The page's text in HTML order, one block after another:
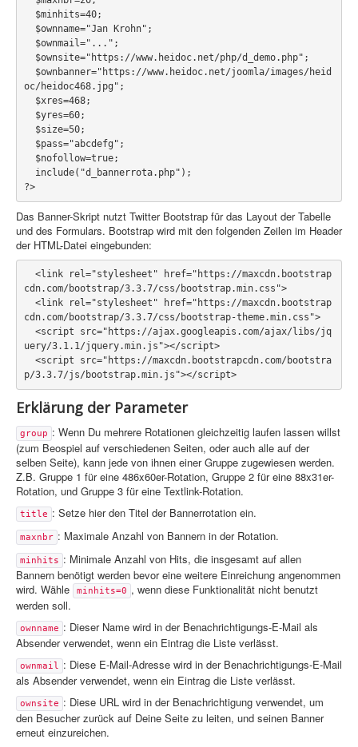
oc/heidoc468.jpg";
?>
Das Banner-Skript nutzt Twitter Bootstrap für das Layout der Tabelle
und des Formulars. Bootstrap wird mit den folgenden Zeilen im Header
der HTML-Datei eingebunden:
cdn.com/bootstrap/3.3.7/css/bootstrap.min.css">
cdn.com/bootstrap/3.3.7/css/bootstrap-theme.min.css">
uery/3.1.1/jquery.min.js"></script>
p/3.3.7/js/bootstrap.min.js"></script>
Erklärung der Parameter
group : Wenn Du mehrere Rotationen gleichzeitig laufen lassen willst
(zum Beospiel auf verschiedenen Seiten, oder auch alle auf der
selben Seite), kann jede von ihnen einer Gruppe zugewiesen werden.
Z.B. Gruppe 1 für eine 486x60er-Rotation, Gruppe 2 für eine 88x31er-
Rotation, und Gruppe 3 für eine Textlink-Rotation.
title : Setze hier den Titel der Bannerrotation ein.
maxnbr : Maximale Anzahl von Bannern in der Rotation.
minhits : Minimale Anzahl von Hits, die insgesamt auf allen
Bannern benötigt werden bevor eine weitere Einreichung angenommen
wird. Wähle
minhits=0 , wenn diese Funktionalität nicht benutzt
werden soll.
ownname : Dieser Name wird in der Benachrichtigungs-E-Mail als
Absender verwendet, wenn ein Eintrag die Liste verlässt.
ownmail : Diese E-Mail-Adresse wird in der Benachrichtigungs-E-Mail
als Absender verwendet, wenn ein Eintrag die Liste verlässt.
ownsite : Diese URL wird in der Benachrichtigung verwendet, um
den Besucher zurück auf Deine Seite zu leiten, und seinen Banner
erneut einzureichen.